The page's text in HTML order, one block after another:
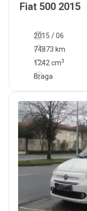
Fiat 500 2015
2015 / 06
74873 km
1242 cm3
Braga